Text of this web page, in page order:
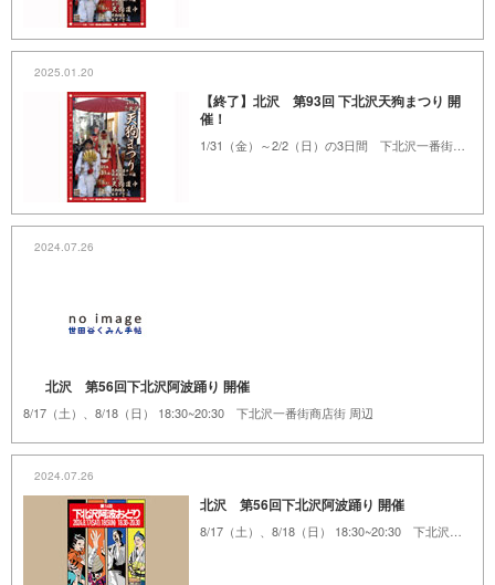
2025.01.20
【終了】北沢 第93回 下北沢天狗まつり 開
催！
2024.07.26
北沢 第56回下北沢阿波踊り 開催
8/17（土）、8/18（日） 18:30~20:30 下北沢一番街商店街 周辺
2024.07.26
北沢 第56回下北沢阿波踊り 開催